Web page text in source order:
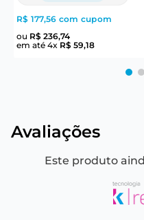
R$ 177,56 com cupom
ou R$ 236,74
em até 4x R$ 59,18
Avaliações
Este produto